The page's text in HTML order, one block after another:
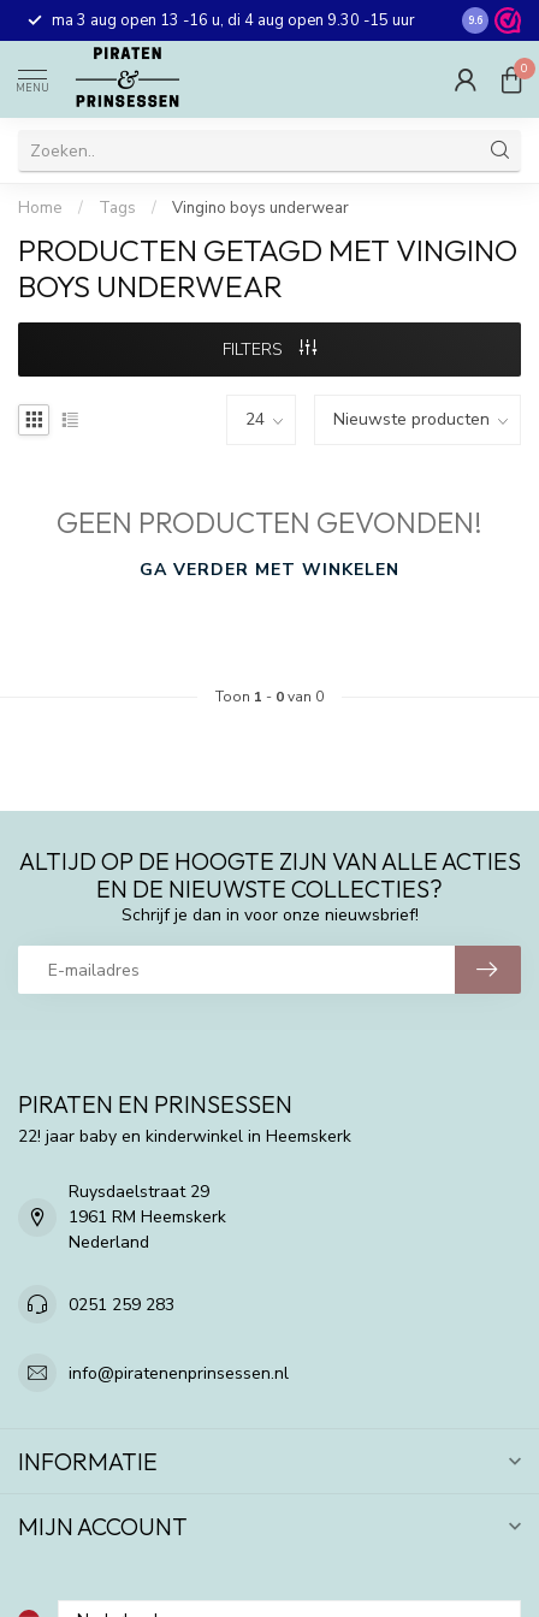
ma 3 aug open 13 -16 u, di 4 aug open 9.30 -15 uur Gratis
winkel in
9.6
MENU
0
Home / Tags / Vingino boys underwear
PRODUCTEN GETAGD MET VINGINO
BOYS UNDERWEAR
FILTERS
GEEN PRODUCTEN GEVONDEN!
GA VERDER MET WINKELEN
Toon 1 - 0van 0
ALTIJD OP DE HOOGTE ZIJN VAN ALLE ACTIES
EN DE NIEUWSTE COLLECTIES?
Schrijf je dan in voor onze nieuwsbrief!
PIRATEN EN PRINSESSEN
22! jaar baby en kinderwinkel in Heemskerk
Ruysdaelstraat 29
1961 RM Heemskerk
Nederland
0251 259 283
info@piratenenprinsessen.nl
INFORMATIE
MIJN ACCOUNT